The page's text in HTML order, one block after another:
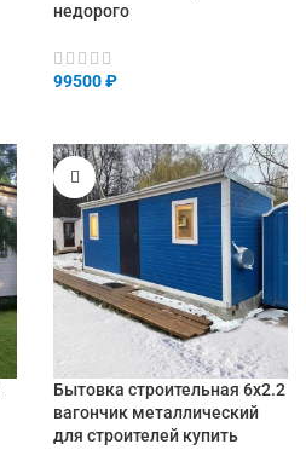
недорого
99500₽
Бытовка строительная 6х2.2
вагончик металлический
для строителей купить